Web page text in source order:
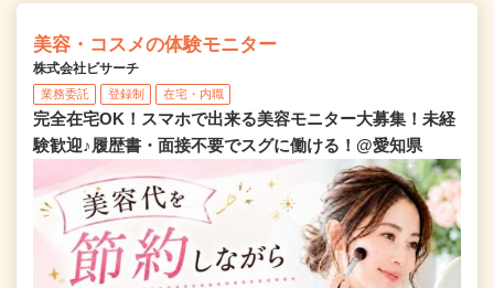
美容・コスメの体験モニター
株式会社ビサーチ
業務委託 登録制 在宅・内職
完全在宅OK！スマホで出来る美容モニター大募集！未経
験歓迎♪履歴書・面接不要でスグに働ける！@愛知県